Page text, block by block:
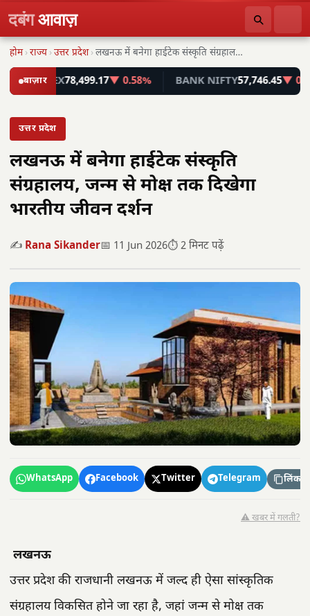
दबंगआवाज़
होम ›राज्य ›उत्तर प्रदेश › लखनऊ में बनेगा हाईटेक संस्कृति संग्रहालय, जन्म से…
बाज़ार
SENSEX78,499.17▼ 0.58% BANK NIFTY57,746.45▼ 0.55%
उत्तर प्रदेश
लखनऊ में बनेगा हाईटेक संस्कृति
संग्रहालय, जन्म से मोक्ष तक दिखेगा
भारतीय जीवन दर्शन
✍️ Rana Sikander📅 11 Jun 2026⏱️ 2 मिनट पढ़ें
WhatsApp Facebook Twitter Telegram लिंक
⚠️ खबर में गलती?
लखनऊ
उत्तर प्रदेश की राजधानी लखनऊ में जल्द ही ऐसा सांस्कृतिक
संग्रहालय विकसित होने जा रहा है, जहां जन्म से मोक्ष तक